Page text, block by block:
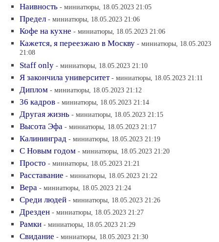
Наивность - миниатюры, 18.05.2023 21:05
Предел - миниатюры, 18.05.2023 21:06
Кофе на кухне - миниатюры, 18.05.2023 21:06
Кажется, я переезжаю в Москву - миниатюры, 18.05.2023
21:08
Staff only - миниатюры, 18.05.2023 21:10
Я закончила университет - миниатюры, 18.05.2023 21:11
Диплом - миниатюры, 18.05.2023 21:12
36 кадров - миниатюры, 18.05.2023 21:14
Другая жизнь - миниатюры, 18.05.2023 21:15
Высота Эфа - миниатюры, 18.05.2023 21:17
Калининград - миниатюры, 18.05.2023 21:19
С Новым годом - миниатюры, 18.05.2023 21:20
Просто - миниатюры, 18.05.2023 21:21
Расставание - миниатюры, 18.05.2023 21:22
Вера - миниатюры, 18.05.2023 21:24
Среди людей - миниатюры, 18.05.2023 21:26
Дрезден - миниатюры, 18.05.2023 21:27
Рамки - миниатюры, 18.05.2023 21:29
Свидание - миниатюры, 18.05.2023 21:30